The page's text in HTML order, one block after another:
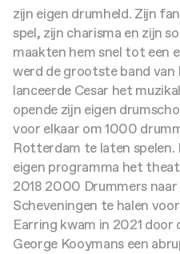
zijn eigen drumheld. Zijn
spel, zijn charisma en zijn
maakten hem snel tot een
werd de grootste band van
lanceerde Cesar het
opende zijn eigen
voor elkaar om 1000
Rotterdam te laten
eigen programma het
2018 2000 Drummers
Scheveningen te halen
Earring kwam in 2021
George Kooymans een